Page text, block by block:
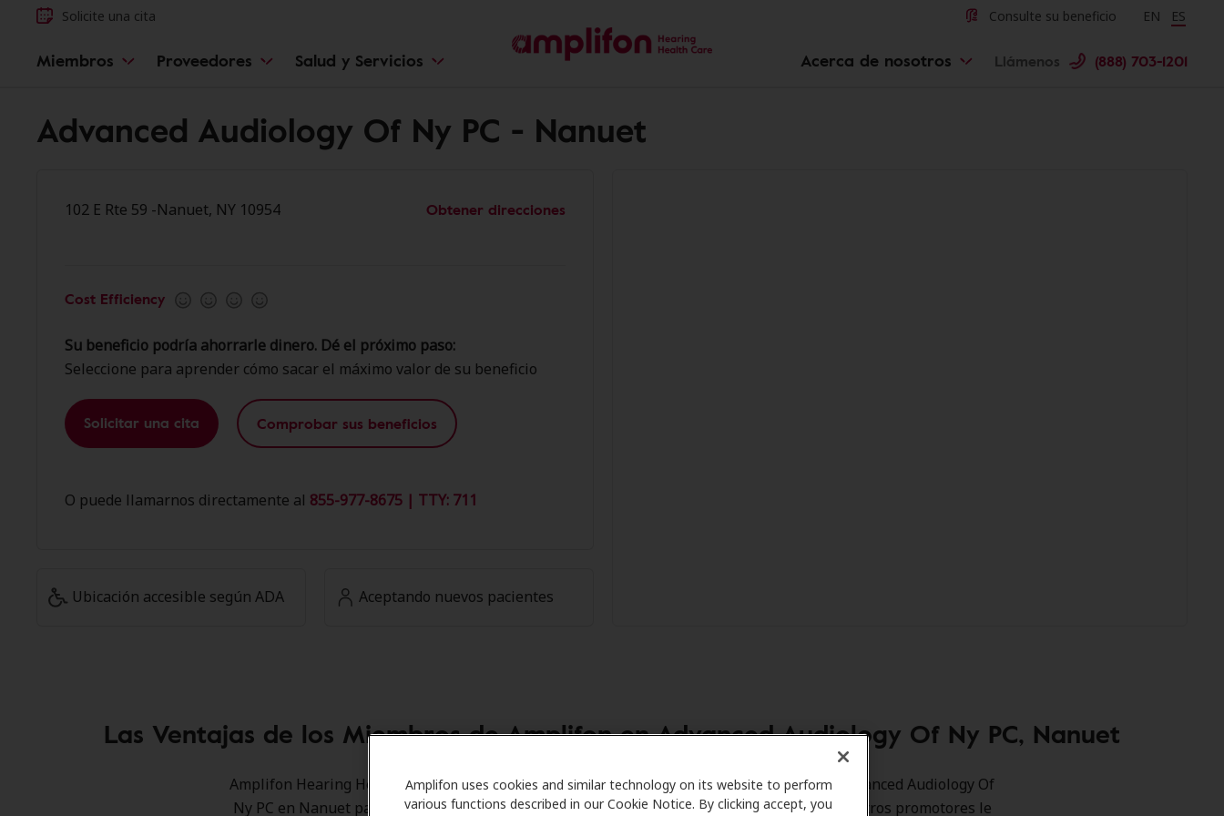
Amplifon uses cookies and similar technology on its website to perform
various functions described in our Cookie Notice. By clicking accept, you
Solicite una cita Consulte su beneficio Change
EN ES
Miembros Proveedores Salud y Servicios Acerca de nosotros Llámenos (888) 703-1201
Advanced Audiology Of Ny PC - Nanuet
102 E Rte 59 -Nanuet, NY 10954 Obtener direcciones
Cost Efficiency
Su beneficio podría ahorrarle dinero. Dé el próximo paso:
Seleccione para aprender cómo sacar el máximo valor de su beneficio
Solicitar una cita Comprobar sus beneficios
O puede llamarnos directamente al 855-977-8675 | TTY: 711
Ubicación accesible según ADA Aceptando nuevos pacientes
Las Ventajas de los Miembros de Amplifon en Advanced Audiology Of Ny PC, Nanuet
Amplifon Hearing Health Care se asocia con muchos planes de beneficios y clínicas como Advanced Audiology Of
Ny PC en Nanuet para ofrecer descuentos especiales en audífonos y atención auditiva. Nuestros promotores le